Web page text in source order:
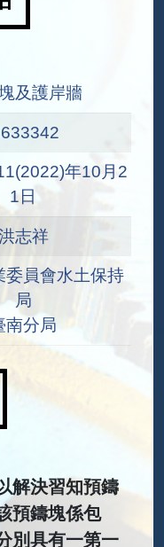
及護岸牆
年10月2
1日
志祥
委員會水土保持
局
南分局
解決習知預鑄
預鑄塊係包
別具有一第一